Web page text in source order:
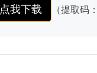
点我下载 （提取码